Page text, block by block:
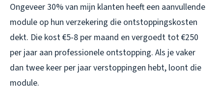
Ongeveer 30% van mijn klanten heeft een aanvullende
module op hun verzekering die ontstoppingskosten
dekt. Die kost €5-8 per maand en vergoedt tot €250
per jaar aan professionele ontstopping. Als je vaker
dan twee keer per jaar verstoppingen hebt, loont die
module.